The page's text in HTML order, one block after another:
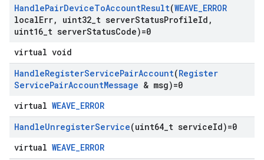
HandlePairDeviceToAccountResult(WEAVE_ERROR
localErr, uint32 t serverStatusProfileId ,
uint16 t serverStatusCode)=0
virtual void
HandleRegisterServicePairAccount(Register
ServicePairAccountMessage & msg)=0
virtual WEAVE_ERROR
HandleUnregisterService(uint64 t serviceId)=0
virtual WEAVE_ERROR